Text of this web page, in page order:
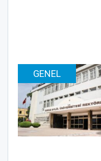
GENEL